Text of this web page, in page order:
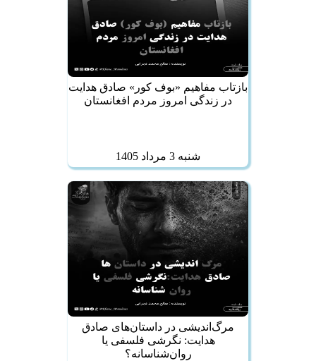
بازتاب مفاهیم «بوف کور» صادق هدایت
در زندگی امروز مردم افغانستان
شنبه 3 مرداد 1405
مرگ‌اندیشی در داستان‌های صادق
هدایت: نگرشی فلسفی یا
روان‌شناسانه؟